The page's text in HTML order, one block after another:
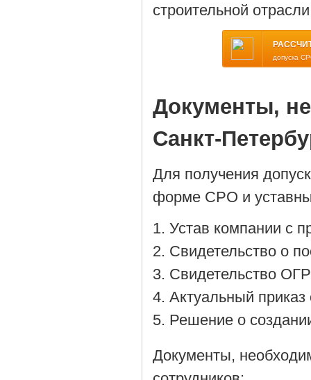
строительной
допуска
Документы,
Санкт-
Для получения
форме СРО и
Устав компании с
Cвидетельство о
Cвидетельство
Актуальный приказ
Решение о
Документы,